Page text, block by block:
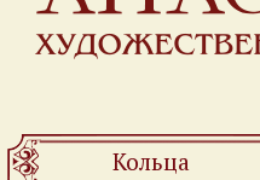
Кольца